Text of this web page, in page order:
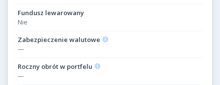
Fundusz lewarowany
Nie
Zabezpieczenie walutowe
—
Roczny obrót w portfelu
—